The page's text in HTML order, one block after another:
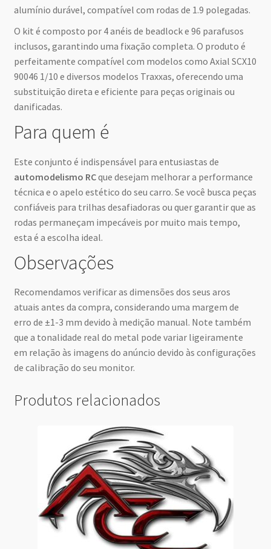
alumínio durável, compatível com rodas de 1.9 polegadas.
O kit é composto por 4 anéis de beadlock e 96 parafusos
inclusos, garantindo uma fixação completa. O produto é
perfeitamente compatível com modelos como Axial SCX10
90046 1/10 e diversos modelos Traxxas, oferecendo uma
substituição direta e eficiente para peças originais ou
danificadas.
Para quem é
Este conjunto é indispensável para entusiastas de
automodelismo RCque desejam melhorar a performance
técnica e o apelo estético do seu carro. Se você busca peças
confiáveis para trilhas desafiadoras ou quer garantir que as
rodas permaneçam impecáveis por muito mais tempo,
esta é a escolha ideal.
Observações
Recomendamos verificar as dimensões dos seus aros
atuais antes da compra, considerando uma margem de
erro de ±1-3 mm devido à medição manual. Note também
que a tonalidade real do metal pode variar ligeiramente
em relação às imagens do anúncio devido às configurações
de calibração do seu monitor.
Produtos relacionados